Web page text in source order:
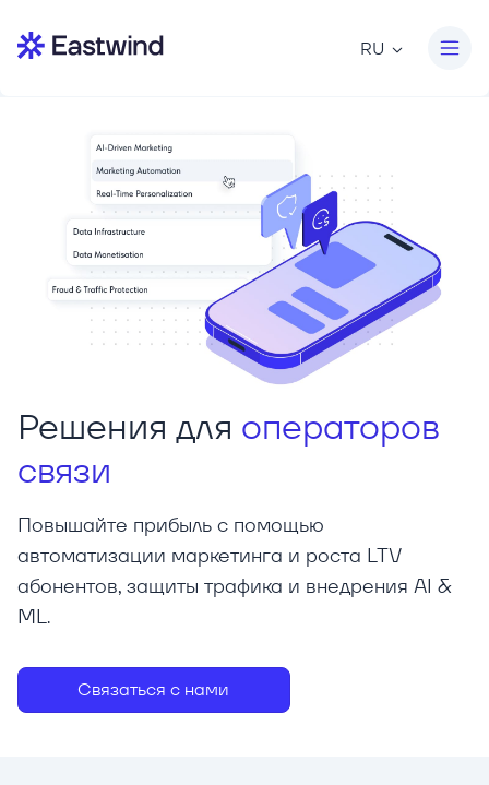
RU
Решения для операторов
связи
Повышайте прибыль с помощью
автоматизации маркетинга и роста LTV
абонентов, защиты трафика и внедрения AI &
ML.
Связаться с нами